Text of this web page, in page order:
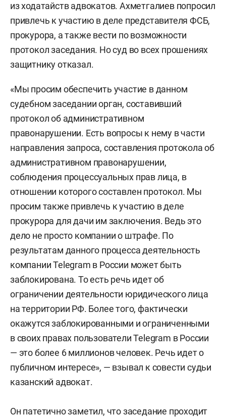
из ходатайств адвокатов. Ахметгалиев попросил
привлечь к участию в деле представителя ФСБ,
прокурора, а также вести по возможности
протокол заседания. Но суд во всех прошениях
защитнику отказал.
«Мы просим обеспечить участие в данном
судебном заседании орган, составивший
протокол об административном
правонарушении. Есть вопросы к нему в части
направления запроса, составления протокола об
административном правонарушении,
соблюдения процессуальных прав лица, в
отношении которого составлен протокол. Мы
просим также привлечь к участию в деле
прокурора для дачи им заключения. Ведь это
дело не просто компании о штрафе. По
результатам данного процесса деятельность
компании Telegram в России может быть
заблокирована. То есть речь идет об
ограничении деятельности юридического лица
на территории РФ. Более того, фактически
окажутся заблокированными и ограниченными
в своих правах пользователи Telegram в России
— это более 6 миллионов человек. Речь идет о
публичном интересе», — взывал к совести судьи
казанский адвокат.
Он патетично заметил, что заседание проходит